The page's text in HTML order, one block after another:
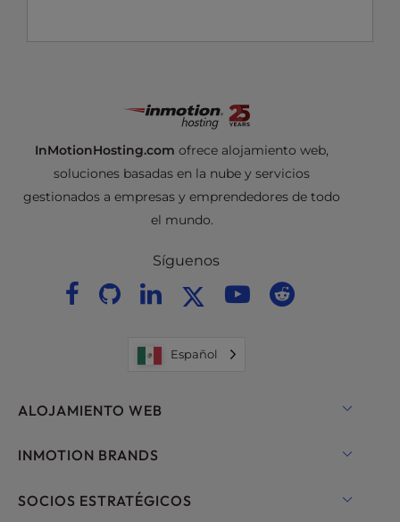
InMotionHosting.com ofrece alojamiento web,
soluciones basadas en la nube y servicios
gestionados a empresas y emprendedores de todo
el mundo.
Síguenos
Español
ALOJAMIENTO WEB
Alojamiento compartido
INMOTION BRANDS
Nube RamNode
SOCIOS ESTRATÉGICOS